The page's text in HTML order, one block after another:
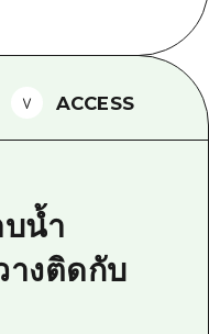
พ
ACCESS
น้ำ
างติดกับ